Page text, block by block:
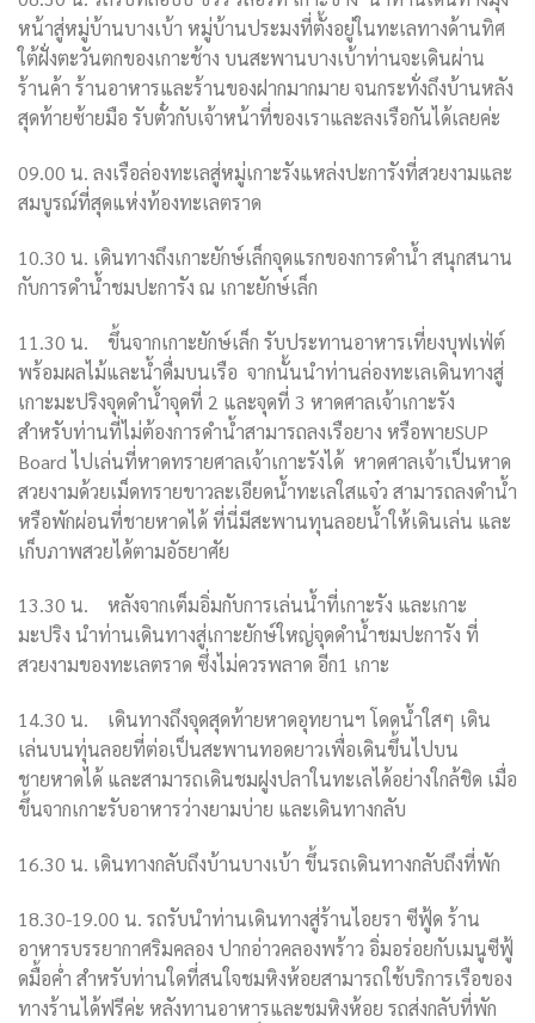
หน้าสู่หมู่บ้านบางเบ้า หมู่บ้านประมงที่ตั้งอยู่ในทะเลทางด้านทิศ
ใต้ฝั่งตะวันตกของเกาะช้าง บนสะพานบางเบ้าท่านจะเดินผ่าน
ร้านค้า ร้านอาหารและร้านของฝากมากมาย จนกระทั่งถึงบ้านหลัง
สุดท้ายซ้ายมือ รับตั๋วกับเจ้าหน้าที่ของเราและลงเรือกันได้เลยค่ะ
09.00 น. ลงเรือล่องทะเลสู่หมู่เกาะรังแหล่งปะการังที่สวยงามและ
สมบูรณ์ที่สุดแห่งท้องทะเลตราด
10.30 น. เดินทางถึงเกาะยักษ์เล็กจุดแรกของการดำน้ำ สนุกสนาน
กับการดำน้ำชมปะการัง ณ เกาะยักษ์เล็ก
11.30 น.
ขึ้นจากเกาะยักษ์เล็ก รับประทานอาหารเที่ยงบุฟเฟ่ต์
พร้อมผลไม้และน้ำดื่มบนเรือ จากนั้นนำท่านล่องทะเลเดินทางสู่
เกาะมะปริงจุดดำน้ำจุดที่ 2 และจุดที่ 3 หาดศาลเจ้าเกาะรัง
สำหรับท่านที่ไม่ต้องการดำน้ำสามารถลงเรือยาง หรือพายSUP
Board ไปเล่นที่หาดทรายศาลเจ้าเกาะรังได้ หาดศาลเจ้าเป็นหาด
สวยงามด้วยเม็ดทรายขาวละเอียดน้ำทะเลใสแจ๋ว สามารถลงดำน้ำ
หรือพักผ่อนที่ชายหาดได้ ที่นี่มีสะพานทุนลอยน้ำให้เดินเล่น และ
เก็บภาพสวยได้ตามอัธยาศัย
13.30 น.
หลังจากเต็มอิ่มกับการเล่นน้ำที่เกาะรัง และเกาะ
มะปริง นำท่านเดินทางสู่เกาะยักษ์ใหญ่จุดดำน้ำชมปะการัง ที่
สวยงามของทะเลตราด ซึ่งไม่ควรพลาด อีก1 เกาะ
14.30 น. เดินทางถึงจุดสุดท้ายหาดอุทยานฯ โดดน้ำใสๆ เดิน
เล่นบนทุ่นลอยที่ต่อเป็นสะพานทอดยาวเพื่อเดินขึ้นไปบน
ชายหาดได้ และสามารถเดินชมฝูงปลาในทะเลได้อย่างใกล้ชิด เมื่อ
ขึ้นจากเกาะรับอาหารว่างยามบ่าย และเดินทางกลับ
16.30 น. เดินทางกลับถึงบ้านบางเบ้า ขึ้นรถเดินทางกลับถึงที่พัก
18.30-19.00 น. รถรับนำท่านเดินทางสู่ร้านไอยรา ซีฟู้ด ร้าน
อาหารบรรยากาศริมคลอง ปากอ่าวคลองพร้าว อิ่มอร่อยกับเมนูซีฟู้
ดมื้อค่ำ สำหรับท่านใดที่สนใจชมหิงห้อยสามารถใช้บริการเรือของ
ทางร้านได้ฟรีค่ะ หลังทานอาหารและชมหิงห้อย รถส่งกลับที่พัก